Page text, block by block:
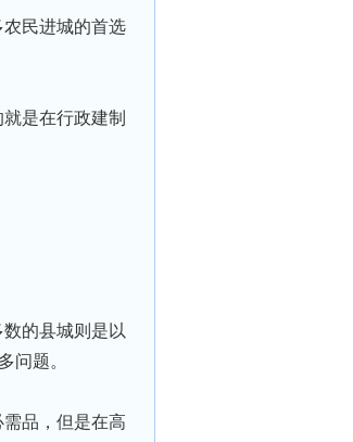
⺠进城的首选
是在行政建制
的县城则是以
问题。
品，但是在高